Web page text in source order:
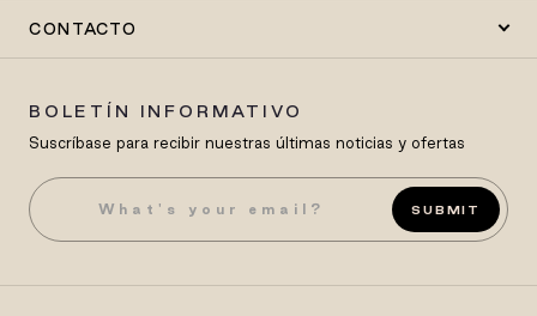
CONTACTO
BOLETÍN INFORMATIVO
Suscríbase para recibir nuestras últimas noticias y ofertas
SUBMIT